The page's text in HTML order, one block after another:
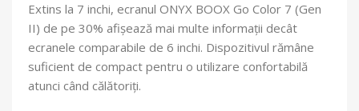
Extins la 7 inchi, ecranul ONYX BOOX Go Color 7 (Gen
II) de pe 30% afișează mai multe informații decât
ecranele comparabile de 6 inchi. Dispozitivul rămâne
suficient de compact pentru o utilizare confortabilă
atunci când călătoriți.